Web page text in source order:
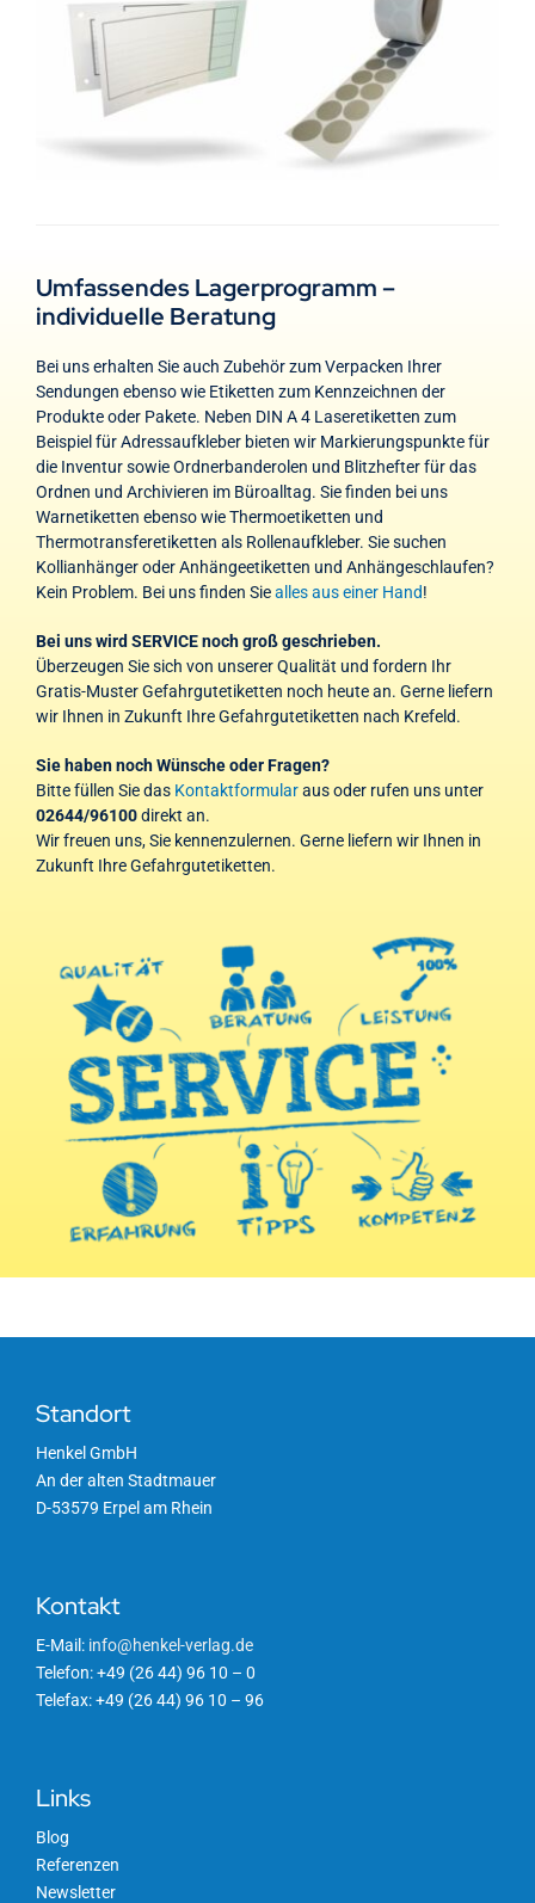
Umfassendes Lagerprogramm –
individuelle Beratung
Bei uns erhalten Sie auch Zubehör zum Verpacken Ihrer
Sendungen ebenso wie Etiketten zum Kennzeichnen der
Produkte oder Pakete. Neben DIN A 4 Laseretiketten zum
Beispiel für Adressaufkleber bieten wir Markierungspunkte für
die Inventur sowie Ordnerbanderolen und Blitzhefter für das
Ordnen und Archivieren im Büroalltag. Sie finden bei uns
Warnetiketten ebenso wie Thermoetiketten und
Thermotransferetiketten als Rollenaufkleber. Sie suchen
Kollianhänger oder Anhängeetiketten und Anhängeschlaufen?
Kein Problem. Bei uns finden Siealles aus einer Hand!
Bei uns wird SERVICE noch groß geschrieben.
Überzeugen Sie sich von unserer Qualität und fordern Ihr
Gratis-Muster Gefahrgutetiketten noch heute an. Gerne liefern
wir Ihnen in Zukunft Ihre Gefahrgutetiketten nach Krefeld.
Sie haben noch Wünsche oder Fragen?
Bitte füllen Sie das Kontaktformularaus oder rufen uns unter
02644/96100direkt an.
Wir freuen uns, Sie kennenzulernen. Gerne liefern wir Ihnen in
Zukunft Ihre Gefahrgutetiketten.
Standort
Henkel GmbH
An der alten Stadtmauer
D-53579 Erpel am Rhein
Kontakt
E-Mail: info@henkel-verlag.de
Telefon: +49 (26 44) 96 10 – 0
Telefax: +49 (26 44) 96 10 – 96
Links
Blog
Referenzen
Newsletter